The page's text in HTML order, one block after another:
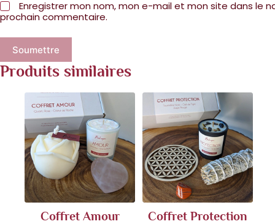
Enregistrer mon nom, mon e-mail et mon site dans le
prochain commentaire.
Soumettre
Produits similaires
Coffret Amour Coffret Protection